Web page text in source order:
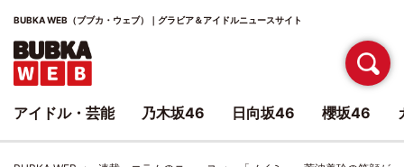
BUBKA WEB（ブブカ・ウェブ）｜グラビア＆アイドルニュースサイト
アイドル・芸能 乃木坂46 日向坂46 櫻坂46